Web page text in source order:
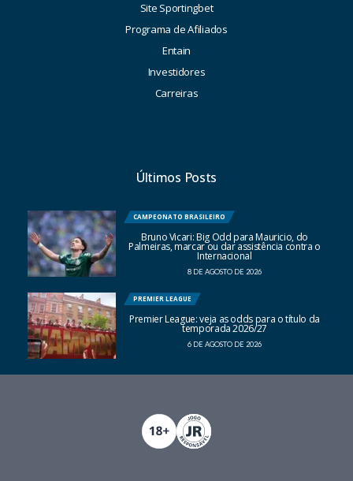
Site Sportingbet
Programa de Afiliados
Entain
Investidores
Carreiras
Últimos Posts
CAMPEONATO BRASILEIRO
Bruno Vicari: Big Odd para Mauricio, do
Palmeiras, marcar ou dar assistência contra o
Internacional
8 DE AGOSTO DE 2026
PREMIER LEAGUE
Premier League: veja as odds para o título da
temporada 2026/27
6 DE AGOSTO DE 2026